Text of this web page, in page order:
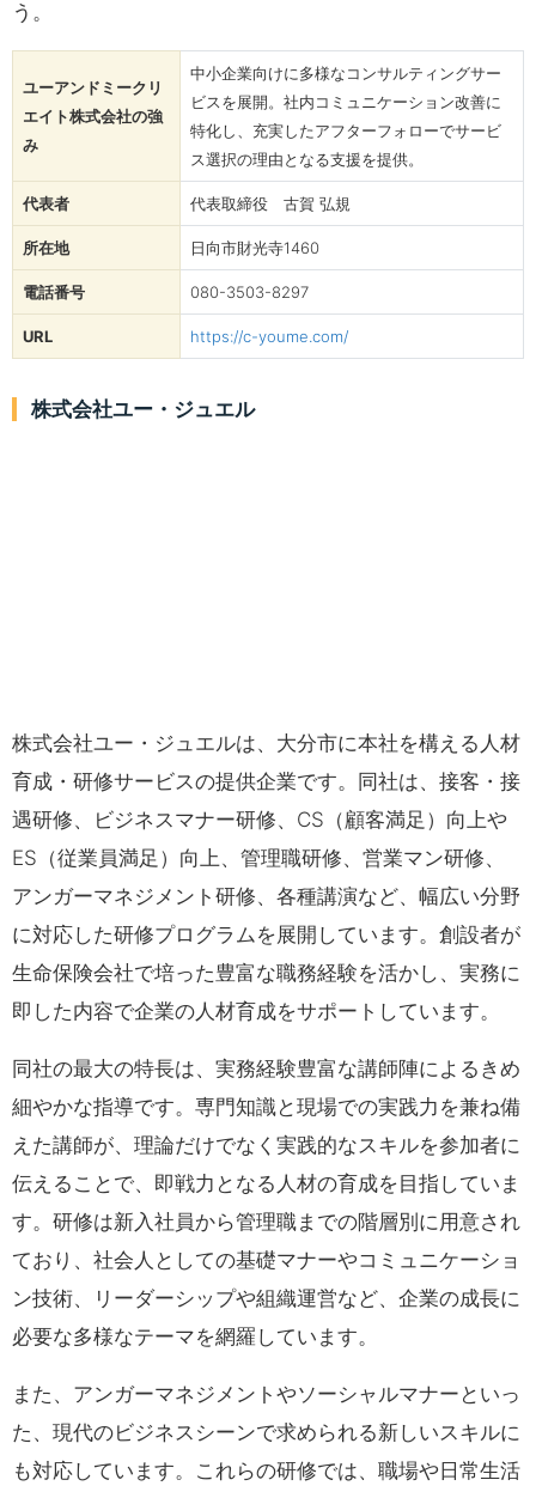
う。
ユーアンドミークリ
エイト株式会社の強
み
中小企業向けに多様なコンサルティングサー
ビスを展開。社内コミュニケーション改善に
特化し、充実したアフターフォローでサービ
ス選択の理由となる支援を提供。
代表者 代表取締役 古賀 弘規
所在地 日向市財光寺1460
電話番号 080-3503-8297
URL https://c-youme.com/
株式会社ユー・ジュエル
株式会社ユー・ジュエルは、大分市に本社を構える人材
育成・研修サービスの提供企業です。同社は、接客・接
遇研修、ビジネスマナー研修、CS（顧客満足）向上や
ES（従業員満足）向上、管理職研修、営業マン研修、
アンガーマネジメント研修、各種講演など、幅広い分野
に対応した研修プログラムを展開しています。創設者が
生命保険会社で培った豊富な職務経験を活かし、実務に
即した内容で企業の人材育成をサポートしています。
同社の最大の特長は、実務経験豊富な講師陣によるきめ
細やかな指導です。専門知識と現場での実践力を兼ね備
えた講師が、理論だけでなく実践的なスキルを参加者に
伝えることで、即戦力となる人材の育成を目指していま
す。研修は新入社員から管理職までの階層別に用意され
ており、社会人としての基礎マナーやコミュニケーショ
ン技術、リーダーシップや組織運営など、企業の成長に
必要な多様なテーマを網羅しています。
また、アンガーマネジメントやソーシャルマナーといっ
た、現代のビジネスシーンで求められる新しいスキルに
も対応しています。これらの研修では、職場や日常生活